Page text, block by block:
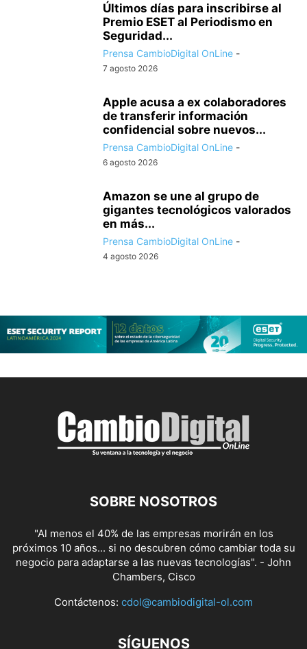
Últimos días para inscribirse al
Premio ESET al Periodismo en
Seguridad...
Prensa CambioDigital OnLine -
7 agosto 2026
Apple acusa a ex colaboradores
de transferir información
confidencial sobre nuevos...
Prensa CambioDigital OnLine -
6 agosto 2026
Amazon se une al grupo de
gigantes tecnológicos valorados
en más...
Prensa CambioDigital OnLine -
4 agosto 2026
SOBRE NOSOTROS
"Al menos el 40% de las empresas morirán en los
próximos 10 años... si no descubren cómo cambiar toda su
negocio para adaptarse a las nuevas tecnologías". - John
Chambers, Cisco
Contáctenos: cdol@cambiodigital-ol.com
SÍGUENOS